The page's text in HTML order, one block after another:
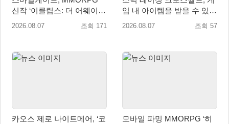
신작 ‘이클립스: 더 어웨이크
닝’ 9월 10일 론칭!
2026.08.07 조회 171
임 내 아이템을 받을 수 있는
‘레전드 대회 라운드 7’ 개최!
2026.08.07 조회 57
카오스 제로 나이트메어, ‘코
모바일 파밍 MMORPG ‘히